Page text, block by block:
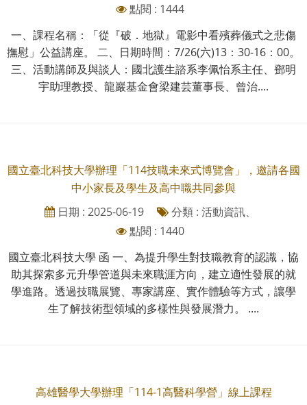
點閱 : 1444
一、課程名稱：「從『破．地獄』電影中看殯葬儀式之悲傷
撫慰」公益講座。 二、日期時間：7/26(六)13：30-16：00。
三、活動講師及與談人：國北護生諮系李佩怡系主任、鄧明
宇助理教授、龍巖基金會梁建芸董事長、曾治....
國立臺北科技大學辦理「114技職未來式博覽會」，邀請各國
中小家長及學生及高中職共同參與
日期 : 2025-06-19
分類 : 活動資訊、
點閱 : 1440
國立臺北科技大學 函 一、為提升學生對技職教育的認識，協
助其探索多元升學管道與未來職涯方向，建立適性發展的就
學進路。透過技職展覽、專家講座、實作體驗等方式，讓學
生了解技術型領域的多樣性與發展潛力。 ....
高雄醫學大學辦理「114-1高醫科學營」線上課程